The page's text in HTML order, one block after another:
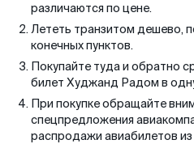
различаются по цене.
Лететь транзитом дешево,
конечных пунктов.
Покупайте туда и обратно
билет Худжанд Радом в
При покупке обращайте
спецпредложения
распродажи авиабилетов